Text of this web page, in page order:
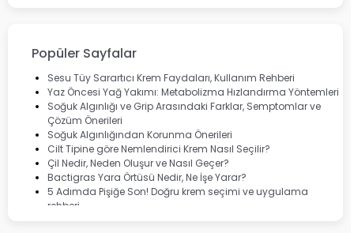
Lansinoh
Cebrolux
Dermoskin
Marvis
Rcfarma
Popüler Sayfalar
Sesu Tüy Sarartıcı Krem Faydaları, Kullanım Rehberi
Yaz Öncesi Yağ Yakımı: Metabolizma Hızlandırma Yöntemleri
Soğuk Algınlığı ve Grip Arasındaki Farklar, Semptomlar ve
Çözüm Önerileri
Soğuk Algınlığından Korunma Önerileri
Cilt Tipine göre Nemlendirici Krem Nasıl Seçilir?
Çil Nedir, Neden Oluşur ve Nasıl Geçer?
Bactigras Yara Örtüsü Nedir, Ne İşe Yarar?
5 Adımda Pişiğe Son! Doğru krem seçimi ve uygulama
rehberi